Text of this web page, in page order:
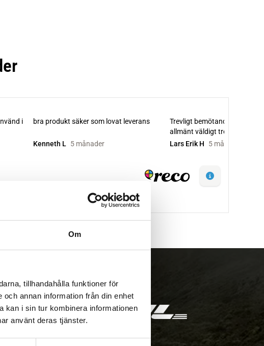
Om
tillhandahålla funktioner för
annan information från din enhet
kan i sin tur kombinera informationen
använt deras tjänster.